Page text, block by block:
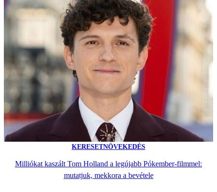
KERESETNÖVEKEDÉS
Milliókat kaszált Tom Holland a legújabb Pókember-filmmel:
mutatjuk, mekkora a bevétele